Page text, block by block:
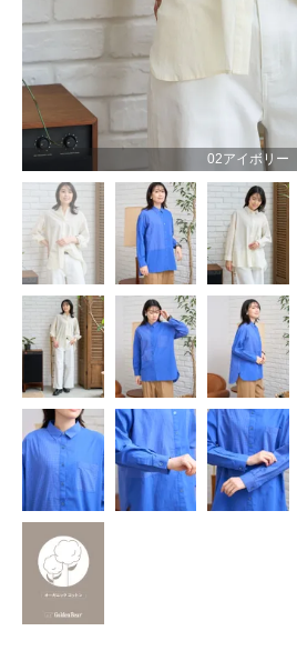
02アイボリー